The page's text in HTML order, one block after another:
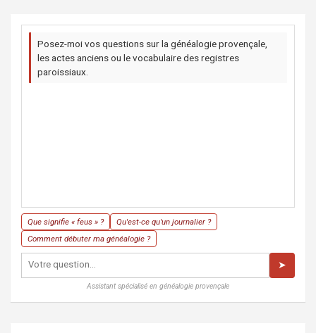
Posez-moi vos questions sur la généalogie provençale,
les actes anciens ou le vocabulaire des registres
paroissiaux.
Que signifie « feus » ?
Qu'est-ce qu'un journalier ?
Comment débuter ma généalogie ?
➤
Assistant spécialisé en généalogie provençale